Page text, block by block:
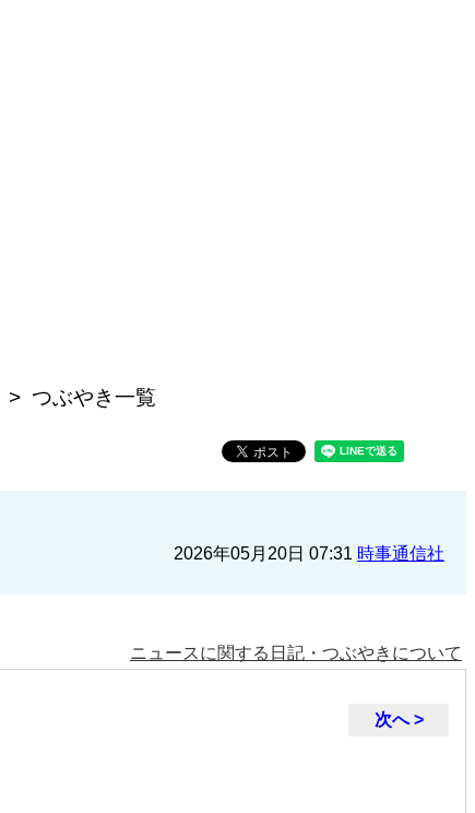
つぶやき一覧
2026年05月20日 07:31 時事通信社
ニュースに関する日記・つぶやきについて
次へ >